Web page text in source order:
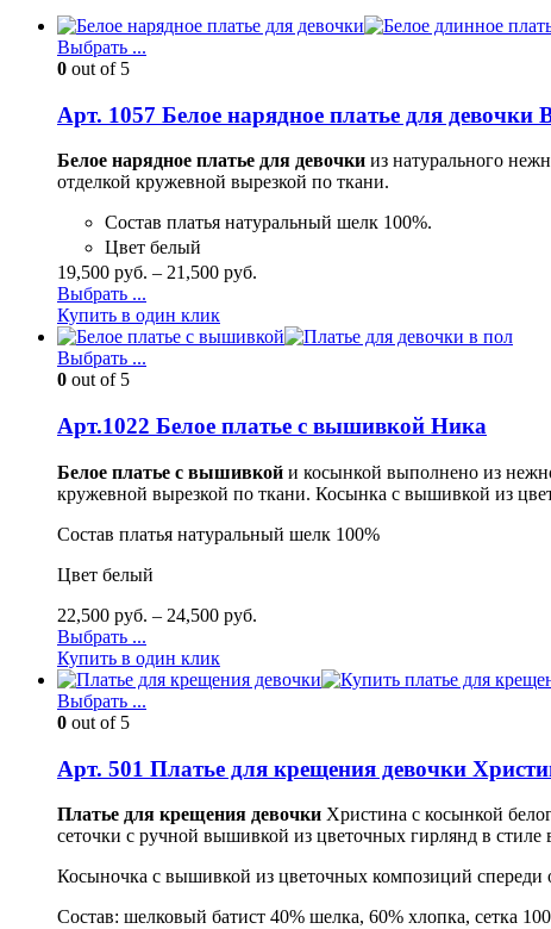
Выбрать ...
0 out of 5
Арт. 1057 Белое нарядное платье для девочки
Белое нарядное платье для девочки из натурального
отделкой кружевной вырезкой по ткани.
Состав платья натуральный шелк 100%.
Цвет белый
19,500 руб. – 21,500 руб.
Выбрать ...
Купить в один клик
Выбрать ...
0 out of 5
Арт.1022 Белое платье с вышивкой Ника
Белое платье с вышивкой и косынкой выполнено из
кружевной вырезкой по ткани. Косынка с вышивкой из
Состав платья натуральный шелк 100%
Цвет белый
22,500 руб. – 24,500 руб.
Выбрать ...
Купить в один клик
Выбрать ...
0 out of 5
Арт. 501 Платье для крещения девочки
Платье для крещения девочки Христина с косынкой
сеточки с ручной вышивкой из цветочных гирлянд в
Косыночка с вышивкой из цветочных композиций спереди
Состав: шелковый батист 40% шелка, 60% хлопка, сетка